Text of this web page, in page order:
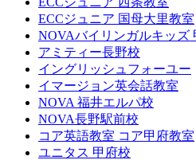
ECCジュニア 国母大里教室
NOVAバイリンガルキッズ
アミティー長野校
イングリッシュフォーユー
イマージョン英会話教室
NOVA 福井エルパ校
NOVA長野駅前校
コア英語教室 コア甲府教室
ユニタス 甲府校